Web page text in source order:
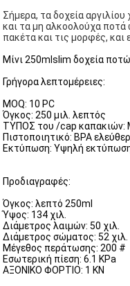
Σήμερα, τα δοχεία
και τα μη αλκοολούχα ποτά
πακέτα και τις μορφές, και
Μίνι 250mlslim δοχεία
Γρήγορα λεπτομέρειες:
MOQ: 10 PC
Όγκος: 250 μιλ. λεπτός
ΤΥΠΟΣ του /cap καπακιών:
Πιστοποιητικό: BPA
Εκτύπωση: Υψηλή
Προδιαγραφές:
Όγκος: λεπτό 250ml
Ύψος: 134 χιλ.
Διάμετρος λαιμών: 50 χιλ.
Διάμετρος σώματος: 52 χιλ.
Μέγεθος περάτωσης: 200 #
Εσωτερική πίεση: 6.1 KPa
ΑΞΟΝΙΚΟ ΦΟΡΤΙΟ: 1 KN